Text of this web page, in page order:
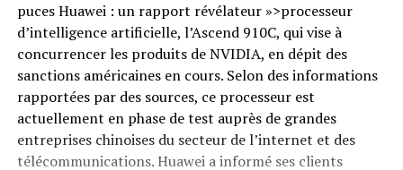
puces Huawei : un rapport révélateur »>processeur
d’intelligence artificielle, l’Ascend 910C, qui vise à
concurrencer les produits de NVIDIA, en dépit des
sanctions américaines en cours. Selon des informations
rapportées par des sources, ce processeur est
actuellement en phase de test auprès de grandes
entreprises chinoises du secteur de l’internet et des
télécommunications. Huawei a informé ses clients